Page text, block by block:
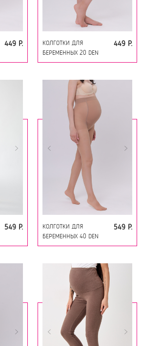
449 Р.
КОЛГОТКИ ДЛЯ
БЕРЕМЕННЫХ 20 DEN
18134 ЗАГАР
449 Р.
549 Р.
КОЛГОТКИ ДЛЯ
БЕРЕМЕННЫХ 40 DEN
18133 ТЕЛЕСНЫЙ
549 Р.